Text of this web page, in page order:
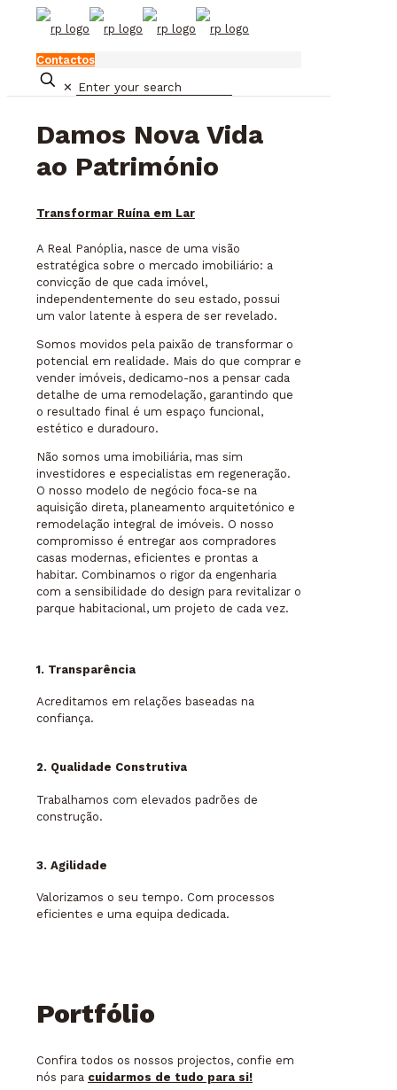
Contactos
✕
Damos Nova Vida
ao Património
Transformar Ruína em Lar
A Real Panóplia, nasce de uma visão
estratégica sobre o mercado imobiliário: a
convicção de que cada imóvel,
independentemente do seu estado, possui
um valor latente à espera de ser revelado.
Somos movidos pela paixão de transformar o
potencial em realidade. Mais do que comprar e
vender imóveis, dedicamo-nos a pensar cada
detalhe de uma remodelação, garantindo que
o resultado final é um espaço funcional,
estético e duradouro.
Não somos uma imobiliária, mas sim
investidores e especialistas em regeneração.
O nosso modelo de negócio foca-se na
aquisição direta, planeamento arquitetónico e
remodelação integral de imóveis. O nosso
compromisso é entregar aos compradores
casas modernas, eficientes e prontas a
habitar. Combinamos o rigor da engenharia
com a sensibilidade do design para revitalizar o
parque habitacional, um projeto de cada vez.
1. Transparência
Acreditamos em relações baseadas na
confiança.
2. Qualidade Construtiva
Trabalhamos com elevados padrões de
construção.
3. Agilidade
Valorizamos o seu tempo. Com processos
eficientes e uma equipa dedicada.
Portfólio
Confira todos os nossos projectos, confie em
nós para cuidarmos de tudo para si!